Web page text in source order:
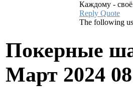
Каждому -
Reply Quote
The following
Покерные
Март 2024